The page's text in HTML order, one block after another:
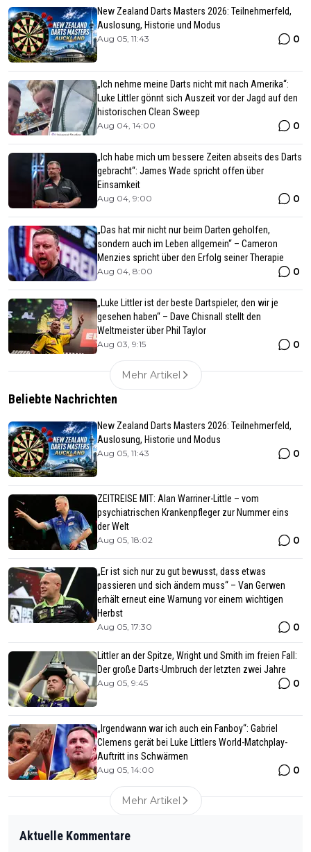
New Zealand Darts Masters 2026: Teilnehmerfeld,
Auslosung, Historie und Modus
Aug 05, 11:43 0
„Ich nehme meine Darts nicht mit nach Amerika“:
Luke Littler gönnt sich Auszeit vor der Jagd auf den
historischen Clean Sweep
Aug 04, 14:00 0
„Ich habe mich um bessere Zeiten abseits des Darts
gebracht“: James Wade spricht offen über
Einsamkeit
Aug 04, 9:00 0
„Das hat mir nicht nur beim Darten geholfen,
sondern auch im Leben allgemein“ – Cameron
Menzies spricht über den Erfolg seiner Therapie
Aug 04, 8:00 0
„Luke Littler ist der beste Dartspieler, den wir je
gesehen haben“ – Dave Chisnall stellt den
Weltmeister über Phil Taylor
Aug 03, 9:15 0
Mehr Artikel
Beliebte Nachrichten
New Zealand Darts Masters 2026: Teilnehmerfeld,
Auslosung, Historie und Modus
Aug 05, 11:43 0
ZEITREISE MIT: Alan Warriner-Little – vom
psychiatrischen Krankenpfleger zur Nummer eins
der Welt
Aug 05, 18:02 0
„Er ist sich nur zu gut bewusst, dass etwas
passieren und sich ändern muss“ – Van Gerwen
erhält erneut eine Warnung vor einem wichtigen
Herbst
Aug 05, 17:30 0
Littler an der Spitze, Wright und Smith im freien Fall:
Der große Darts-Umbruch der letzten zwei Jahre
Aug 05, 9:45 0
„Irgendwann war ich auch ein Fanboy“: Gabriel
Clemens gerät bei Luke Littlers World-Matchplay-
Auftritt ins Schwärmen
Aug 05, 14:00 0
Mehr Artikel
Aktuelle Kommentare